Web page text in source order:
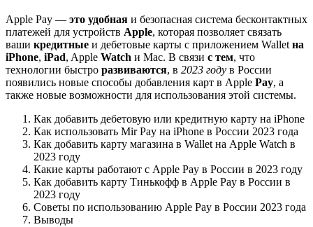
Apple Pay — это удобная и безопасная система бесконтактных
платежей для устройств Apple, которая позволяет связать
ваши кредитные и дебетовые карты с приложением Walletна
iPhone, iPad, Apple Watch и Mac. В связи с тем, что
технологии быстро развиваются, в 2023 году в России
появились новые способы добавления карт в Apple Pay, а
также новые возможности для использования этой системы.
Как добавить дебетовую или кредитную карту на iPhone
Как использовать Mir Pay на iPhone в России 2023 года
Как добавить карту магазина в Wallet на Apple Watch в
2023 году
Какие карты работают с Apple Pay в России в 2023 году
Как добавить карту Тинькофф в Apple Pay в России в
2023 году
Советы по использованию Apple Pay в России 2023 года
Выводы